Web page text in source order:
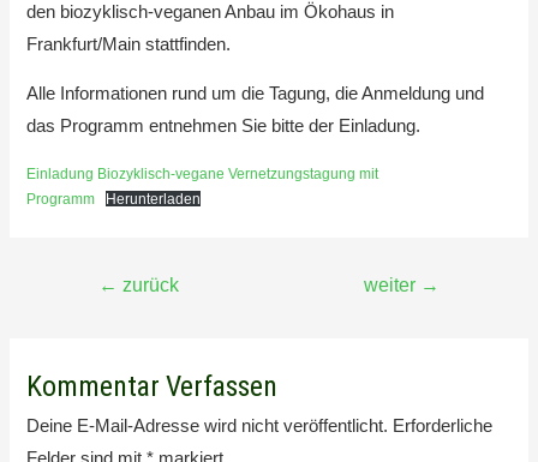
den biozyklisch-veganen Anbau im Ökohaus in
Frankfurt/Main stattfinden.
Alle Informationen rund um die Tagung, die Anmeldung und
das Programm entnehmen Sie bitte der Einladung.
Einladung Biozyklisch-vegane Vernetzungstagung mit
Programm
Herunterladen
Beitragsnavigation
← zurück weiter →
Kommentar Verfassen
Deine E-Mail-Adresse wird nicht veröffentlicht. Erforderliche